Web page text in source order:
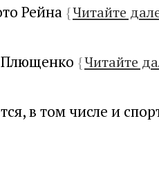
Рейна {Читайте
Плющенко {Читайте
в том числе и